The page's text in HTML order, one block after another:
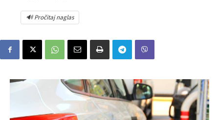
🔊 Pročitaj naglas